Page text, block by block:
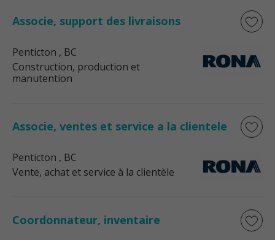
Associe, support des livraisons
Penticton , BC
Construction, production et
manutention
Associe, ventes et service a la clientele
Penticton , BC
Vente, achat et service à la clientèle
Coordonnateur, inventaire